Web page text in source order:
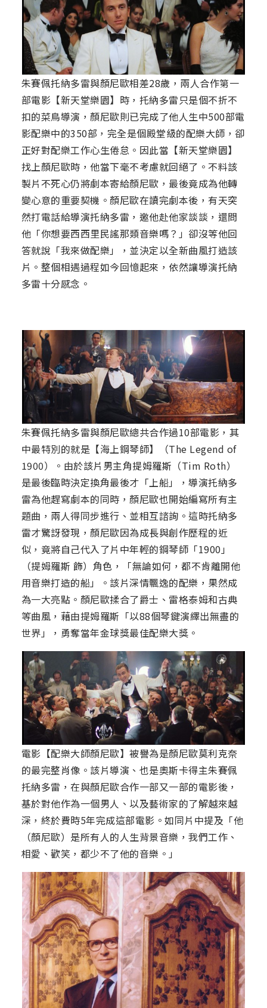
朱賽佩托納多雷與顏尼歐相差28歲，兩人合作第一
部電影【新天堂樂園】時，托納多雷只是個不折不
扣的菜鳥導演，顏尼歐則已完成了他人生中500部電
影配樂中的350部，完全是個殿堂級的配樂大師，卻
正好對配樂工作心生倦怠。因此當【新天堂樂園】
找上顏尼歐時，他當下毫不考慮就回絕了。不料該
製片不死心仍將劇本寄給顏尼歐，最後竟成為他轉
變心意的重要契機。顏尼歐在讀完劇本後，有天突
然打電話給導演托納多雷，邀他赴他家談談，還問
他「你想要西西里民謠那類音樂嗎？」卻沒等他回
答就說「我來做配樂」，並決定以全新曲風打造該
片。整個相遇過程如今回憶起來，依然讓導演托納
多雷十分感念。
朱賽佩托納多雷與顏尼歐總共合作過10部電影，其
中最特別的就是【海上鋼琴師】（The Legend of
1900）。由於該片男主角提姆羅斯（Tim Roth）
是最後臨時決定換角最後才「上船」，導演托納多
雷為他趕寫劇本的同時，顏尼歐也開始編寫所有主
題曲，兩人得同步進行、並相互諮詢。這時托納多
雷才驚訝發現，顏尼歐因為成長與創作歷程的近
似，竟將自己代入了片中年輕的鋼琴師「1900」
（提姆羅斯 飾）角色，「無論如何，都不肯離開他
用音樂打造的船」。該片深情飄逸的配樂，果然成
為一大亮點。顏尼歐揉合了爵士、雷格泰姆和古典
等曲風，藉由提姆羅斯「以88個琴鍵演繹出無盡的
世界」，勇奪當年金球獎最佳配樂大獎。
電影【配樂大師顏尼歐】被譽為是顏尼歐莫利克奈
的最完整肖像。該片導演、也是奧斯卡得主朱賽佩
托納多雷，在與顏尼歐合作一部又一部的電影後，
基於對他作為一個男人、以及藝術家的了解越來越
深，終於費時5年完成這部電影。如同片中提及「他
（顏尼歐）是所有人的人生背景音樂，我們工作、
相愛、歡笑，都少不了他的音樂。」